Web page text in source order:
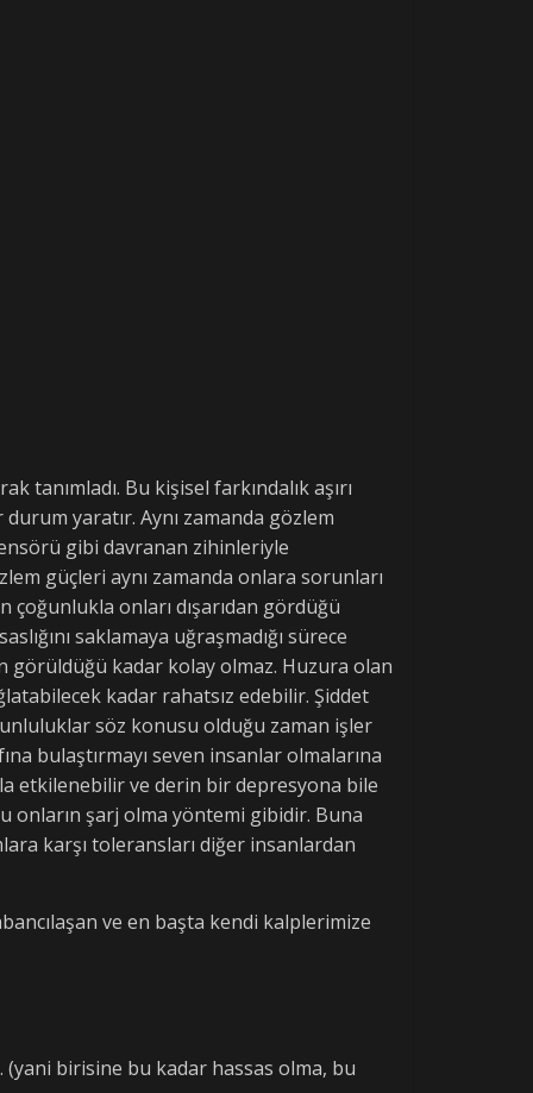
tanımladı. Bu kişisel farkındalık aşırı
yaratır. Aynı zamanda gözlem
gibi davranan zihinleriyle
güçleri aynı zamanda onlara sorunları
çoğunlukla onları dışarıdan gördüğü
saklamaya uğraşmadığı sürece
görüldüğü kadar kolay olmaz. Huzura olan
kadar rahatsız edebilir. Şiddet
söz konusu olduğu zaman işler
bulaştırmayı seven insanlar olmalarına
etkilenebilir ve derin bir depresyona bile
onların şarj olma yöntemi gibidir. Buna
karşı toleransları diğer insanlardan
ve en başta kendi kalplerimize
birisine bu kadar hassas olma, bu